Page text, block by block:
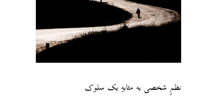
نظمِ شخصی به مثابهِ یک سلوک